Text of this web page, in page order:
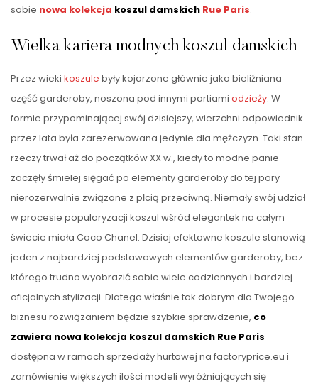
sobie nowa kolekcja koszul damskich Rue Paris.
Wielka kariera modnych koszul damskich
Przez wieki koszule były kojarzone głównie jako bieliźniana
część garderoby, noszona pod innymi partiami odzieży. W
formie przypominającej swój dzisiejszy, wierzchni odpowiednik
przez lata była zarezerwowana jedynie dla mężczyzn. Taki stan
rzeczy trwał aż do początków XX w., kiedy to modne panie
zaczęły śmielej sięgać po elementy garderoby do tej pory
nierozerwalnie związane z płcią przeciwną. Niemały swój udział
w procesie popularyzacji koszul wśród elegantek na całym
świecie miała Coco Chanel. Dzisiaj efektowne koszule stanowią
jeden z najbardziej podstawowych elementów garderoby, bez
którego trudno wyobrazić sobie wiele codziennych i bardziej
oficjalnych stylizacji. Dlatego właśnie tak dobrym dla Twojego
biznesu rozwiązaniem będzie szybkie sprawdzenie, co
zawiera nowa kolekcja koszul damskich Rue Paris
dostępna w ramach sprzedaży hurtowej na factoryprice.eu i
zamówienie większych ilości modeli wyróżniających się